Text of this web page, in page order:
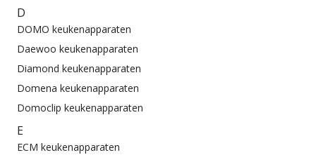
D
DOMO keukenapparaten
Daewoo keukenapparaten
Diamond keukenapparaten
Domena keukenapparaten
Domoclip keukenapparaten
E
ECM keukenapparaten